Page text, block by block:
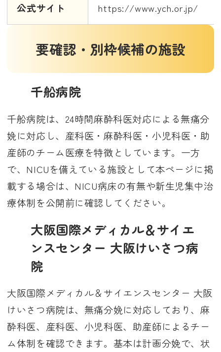
公式サイト https://www.ych.or.jp/
要確認・別枠候補の施設
千船病院
千船病院は、24時間麻酔科医対応による無痛分
娩に対応し、産科医・麻酔科医・小児科医・助
産師のチーム医療を特徴としています。一方
で、NICUを備えている施設として本ページに掲
載する場合は、NICU病床の有無や新生児集中治
療体制を公開前に確認してください。
大阪国際メディカル＆サイエ
ンスセンター 大阪けいさつ病
院
大阪国際メディカル＆サイエンスセンター 大阪
けいさつ病院は、無痛分娩に対応しており、麻
酔科医、産科医、小児科医、助産師によるチー
ム体制を確認できます。基本は計画分娩で、状